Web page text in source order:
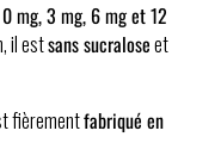
0 mg, 3 mg, 6 mg et 12
il estsans sucraloseet
fièrementfabriqué en